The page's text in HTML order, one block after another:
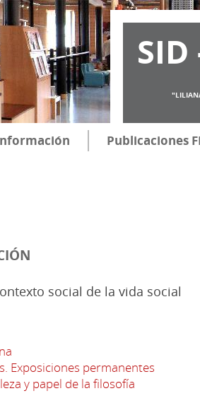
Publicaciones
social de la vida social
Exposiciones permanentes
y papel de la filosofía